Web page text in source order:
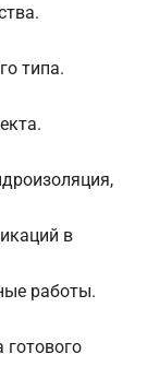
типа.
в
работы.
готового